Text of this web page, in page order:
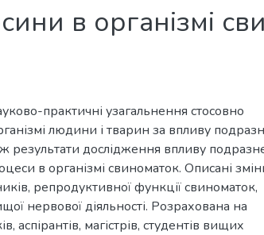
в організмі
практичні узагальнення стосовно
людини і тварин за впливу
результати дослідження впливу
в організмі свиноматок. Описані
репродуктивної функції свиноматок,
нервової діяльності. Розрахована на
аспірантів, магістрів, студентів вищих